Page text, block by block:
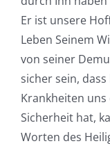
Er ist unsere
Leben Seinem
von seiner
sicher sein,
Krankheiten
Sicherheit hat,
Worten des